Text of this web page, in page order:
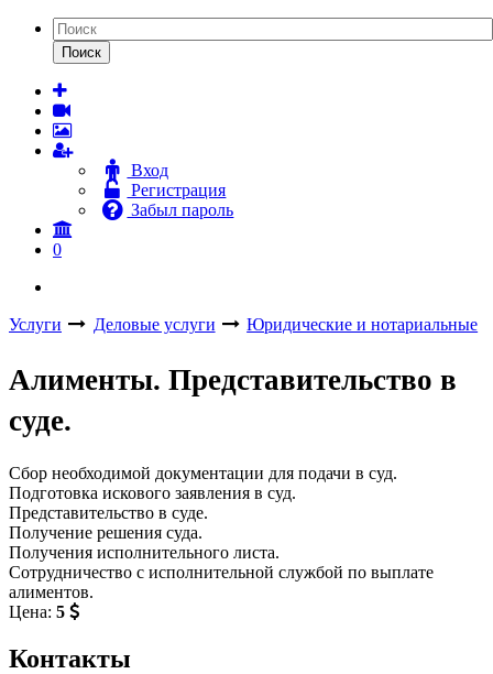
Поиск
Вход
Регистрация
Забыл пароль
0
Услуги Деловые услуги Юридические и нотариальные
Алименты. Представительство в
суде.
Сбор необходимой документации для подачи в суд.
Подготовка искового заявления в суд.
Представительство в суде.
Получение решения суда.
Получения исполнительного листа.
Сотрудничество с исполнительной службой по выплате
алиментов.
Цена: 5
Контакты